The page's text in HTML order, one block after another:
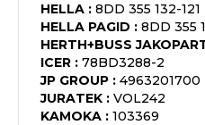
HELLA : 8DD 355 132-121
HELLA PAGID : 8DD 355
HERTH+BUSS
ICER : 78BD3288-2
JP GROUP : 4963201700
JURATEK : VOL242
KAMOKA : 103369